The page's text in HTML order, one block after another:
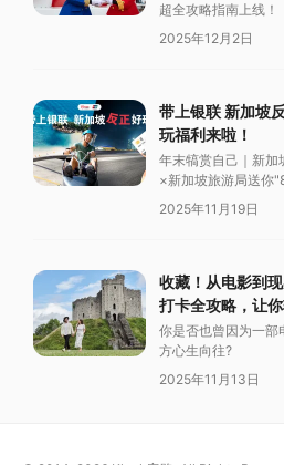
超全攻略指南上线！
2025年12月2日
带上银联 新加坡
玩福利来啦！
年末犒赏自己｜新
×新加坡旅游局送你
2025年11月19日
收藏！从电影到
打卡全攻略，让
你是否也曾因为一部
方心生向往?
2025年11月13日